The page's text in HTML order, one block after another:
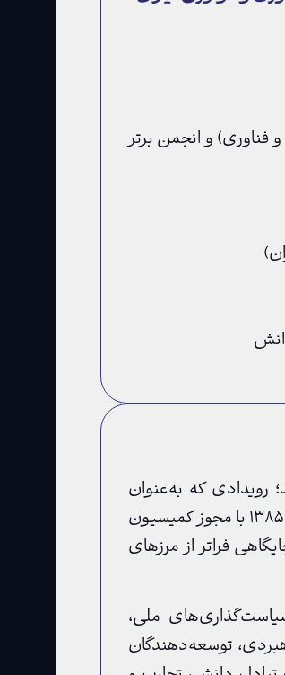
و فناوری) و انجمن برتر
رویدادی که به‌عنوان
بزرگ‌ترین گردهمایی متخصصان، مدیران و فعالان این حوزه در کشور شناخته می‌شود. این کنفرانس نخستین‌بار در سال ۱۳۸۵ با مجوز کمیسیون
فراتر از مرزهای
ملی،
توسعه‌دهندگان